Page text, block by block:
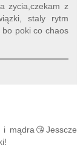
zycia,czekam z
staly rytm
poki co chaos
i mądra😘Jesscze